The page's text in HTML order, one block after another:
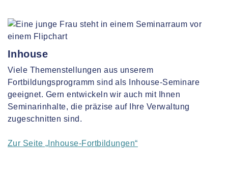
Inhouse
Viele Themenstellungen aus unserem
Fortbildungsprogramm sind als Inhouse-Seminare
geeignet. Gern entwickeln wir auch mit Ihnen
Seminarinhalte, die präzise auf Ihre Verwaltung
zugeschnitten sind.
Zur Seite „Inhouse-Fortbildungen“